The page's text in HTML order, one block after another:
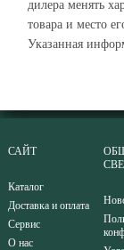
дилера менять
товара и место
Указанная
САЙТ
Каталог
Доставка и оплата
Сервис
О нас